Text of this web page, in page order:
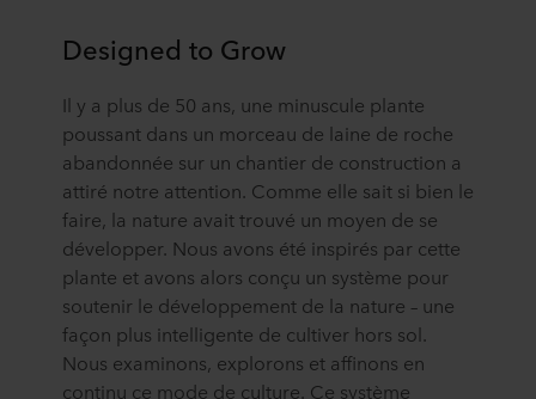
Designed to Grow
Il y a plus de 50 ans, une minuscule plante
poussant dans un morceau de laine de roche
abandonnée sur un chantier de construction a
attiré notre attention. Comme elle sait si bien le
faire, la nature avait trouvé un moyen de se
développer. Nous avons été inspirés par cette
plante et avons alors conçu un système pour
soutenir le développement de la nature – une
façon plus intelligente de cultiver hors sol.
Nous examinons, explorons et affinons en
continu ce mode de culture. Ce système